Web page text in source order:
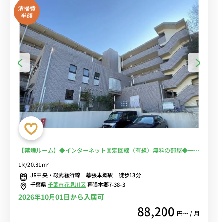
清掃費
半額
【禁煙ルーム】◆インターネット固定回線（有線）無料の部屋◆一棟
完備♪快適なソファ付き♪■JR総武線・京成千葉線の2路線利用可/
秋葉原・新宿まで乗換なし/休日は「イオンモール幕張新都心」での
ショッピングもおすすめ
1R/20.81m²
JR中央・総武緩行線 幕張本郷駅 徒歩13分
千葉県千葉市花見川区幕張本郷7-38-3
2026年10月01日から入居可
88,200 円〜 / 月